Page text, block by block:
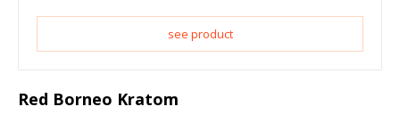
see product
Red Borneo Kratom